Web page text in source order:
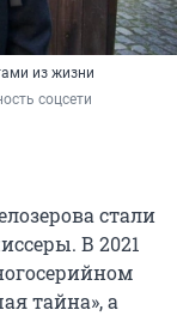
из жизни
соцсети
стали
В 2021
тайна», а